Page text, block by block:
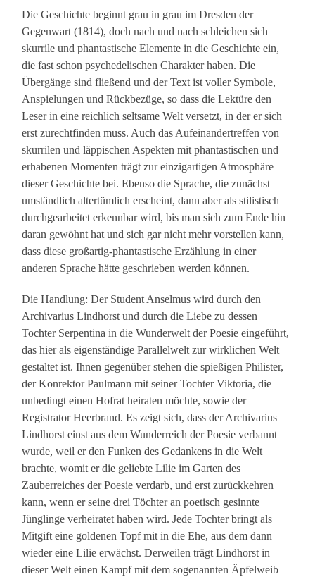
Die Geschichte beginnt grau in grau im Dresden der
Gegenwart (1814), doch nach und nach schleichen sich
skurrile und phantastische Elemente in die Geschichte ein,
die fast schon psychedelischen Charakter haben. Die
Übergänge sind fließend und der Text ist voller Symbole,
Anspielungen und Rückbezüge, so dass die Lektüre den
Leser in eine reichlich seltsame Welt versetzt, in der er sich
erst zurechtfinden muss. Auch das Aufeinandertreffen von
skurrilen und läppischen Aspekten mit phantastischen und
erhabenen Momenten trägt zur einzigartigen Atmosphäre
dieser Geschichte bei. Ebenso die Sprache, die zunächst
umständlich altertümlich erscheint, dann aber als stilistisch
durchgearbeitet erkennbar wird, bis man sich zum Ende hin
daran gewöhnt hat und sich gar nicht mehr vorstellen kann,
dass diese großartig-phantastische Erzählung in einer
anderen Sprache hätte geschrieben werden können.
Die Handlung: Der Student Anselmus wird durch den
Archivarius Lindhorst und durch die Liebe zu dessen
Tochter Serpentina in die Wunderwelt der Poesie eingeführt,
das hier als eigenständige Parallelwelt zur wirklichen Welt
gestaltet ist. Ihnen gegenüber stehen die spießigen Philister,
der Konrektor Paulmann mit seiner Tochter Viktoria, die
unbedingt einen Hofrat heiraten möchte, sowie der
Registrator Heerbrand. Es zeigt sich, dass der Archivarius
Lindhorst einst aus dem Wunderreich der Poesie verbannt
wurde, weil er den Funken des Gedankens in die Welt
brachte, womit er die geliebte Lilie im Garten des
Zauberreiches der Poesie verdarb, und erst zurückkehren
kann, wenn er seine drei Töchter an poetisch gesinnte
Jünglinge verheiratet haben wird. Jede Tochter bringt als
Mitgift eine goldenen Topf mit in die Ehe, aus dem dann
wieder eine Lilie erwächst. Derweilen trägt Lindhorst in
dieser Welt einen Kampf mit dem sogenannten Äpfelweib